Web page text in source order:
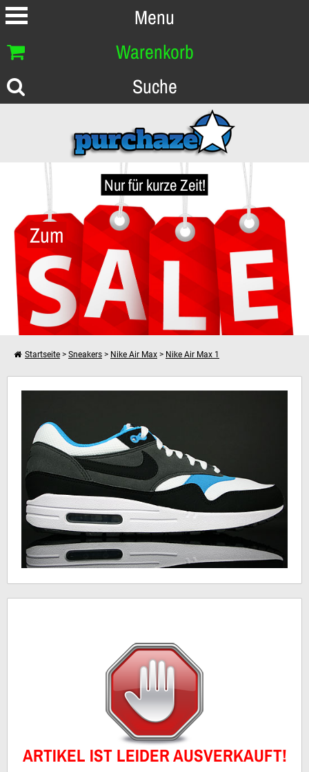
Menu
Warenkorb
Suche
Nur für kurze Zeit!
Zum
Dein Warenkorb ist leer!
Weiter einkaufen
Startseite > Sneakers > Nike Air Max > Nike Air Max 1
Nike Air Max 1
ARTIKEL IST LEIDER AUSVERKAUFT!